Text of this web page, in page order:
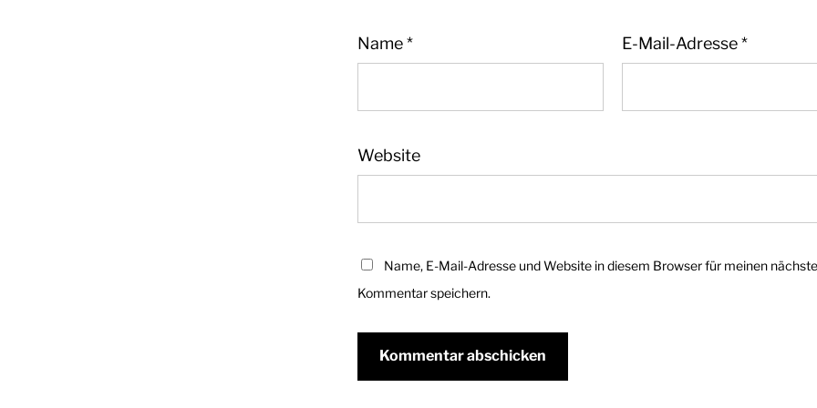
Name* E-Mail-Adresse*
Website
Name, E-Mail-Adresse und Website in diesem Browser für meinen
Kommentar speichern.